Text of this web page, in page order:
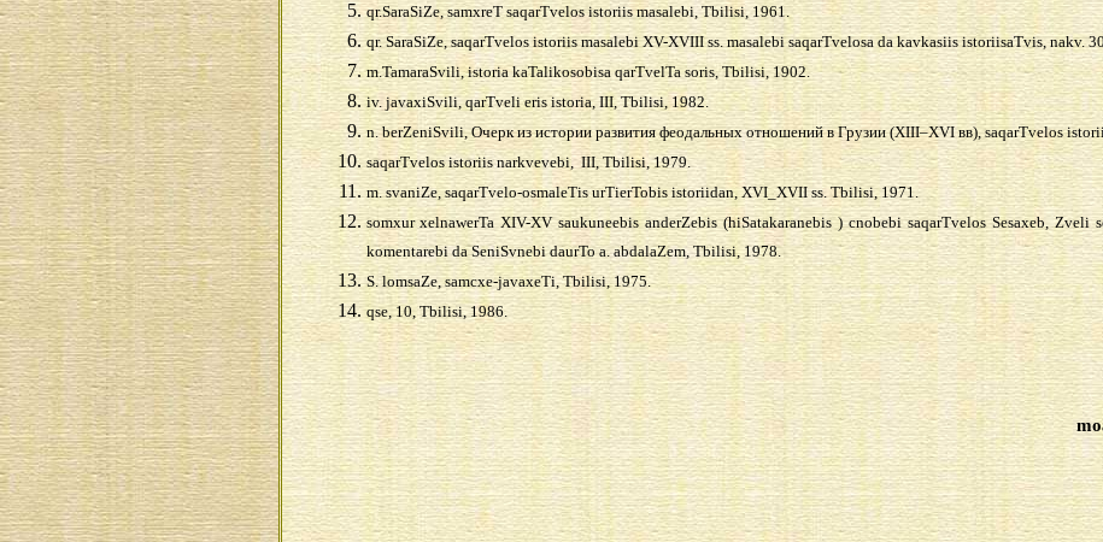
qr.SaraSiZe, samxreT saqarTvelos istoriis masalebi, Tbilisi, 1961.
qr. SaraSiZe, saqarTvelos istoriis masalebi XV-XVIII ss. masalebi saqarTvelosa da kavkasiis istoriisaTvis, nakv.
m.TamaraSvili, istoria kaTalikosobisa qarTvelTa soris, Tbilisi, 1902.
iv. javaxiSvili, qarTveli eris istoria, III, Tbilisi, 1982.
n. berZeniSvili,Очерк из истории развития феодальных отношений в Грузии(ХІІІ–ХVІ вв),saqarTvelos
saqarTvelos istoriis narkvevebi, III, Tbilisi, 1979.
m. svaniZe, saqarTvelo-osmaleTis urTierTobis istoriidan, XVI_XVII ss. Tbilisi, 1971.
somxur xelnawerTa XIV-XV saukuneebis anderZebis (hiSatakaranebis ) cnobebi saqarTvelos Sesaxeb, Zveli
komentarebi da SeniSvnebi daurTo a. abdalaZem, Tbilisi, 1978.
S. lomsaZe, samcxe-javaxeTi, Tbilisi, 1975.
qse, 10, Tbilisi, 1986.